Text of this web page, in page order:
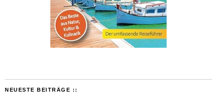
NEUESTE BEITRÄGE ::